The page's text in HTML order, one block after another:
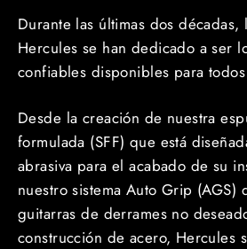
Durante las últimas dos décadas,
Hercules se han dedicado a ser
confiables disponibles para
Desde la creación de nuestra
formulada (SFF) que está
abrasiva para el acabado de su
nuestro sistema Auto Grip (AGS)
guitarras de derrames no
construcción de acero, Hercules